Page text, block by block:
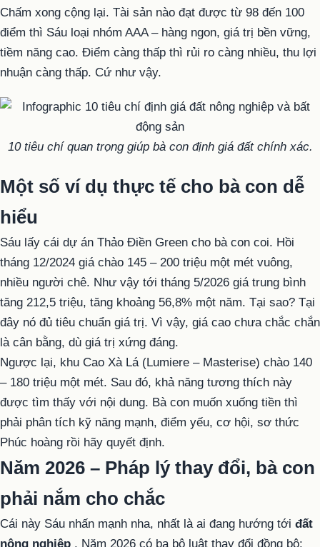
Chấm xong cộng lại. Tài sản nào đạt được từ 98 đến 100
điểm thì Sáu loại nhóm AAA – hàng ngon, giá trị bền vững,
tiềm năng cao. Điểm càng thấp thì rủi ro càng nhiều, thu lợi
nhuận càng thấp. Cứ như vậy.
10 tiêu chí quan trọng giúp bà con định giá đất chính xác.
Một số ví dụ thực tế cho bà con dễ
hiểu
Sáu lấy cái dự án Thảo Điền Green cho bà con coi. Hồi
tháng 12/2024 giá chào 145 – 200 triệu một mét vuông,
nhiều người chê. Như vậy tới tháng 5/2026 giá trung bình
tăng 212,5 triệu, tăng khoảng 56,8% một năm. Tại sao? Tại
đây nó đủ tiêu chuẩn giá trị. Vì vậy, giá cao chưa chắc chắn
là cân bằng, dù giá trị xứng đáng.
Ngược lại, khu Cao Xà Lá (Lumiere – Masterise) chào 140
– 180 triệu một mét. Sau đó, khả năng tương thích này
được tìm thấy với nội dung. Bà con muốn xuống tiền thì
phải phân tích kỹ năng mạnh, điểm yếu, cơ hội, sơ thức
Phúc hoàng rồi hãy quyết định.
Năm 2026 – Pháp lý thay đổi, bà con
phải nắm cho chắc
Cái này Sáu nhấn mạnh nha, nhất là ai đang hướng tới đất
nông nghiệp . Năm 2026 có ba bộ luật thay đổi đồng bộ: